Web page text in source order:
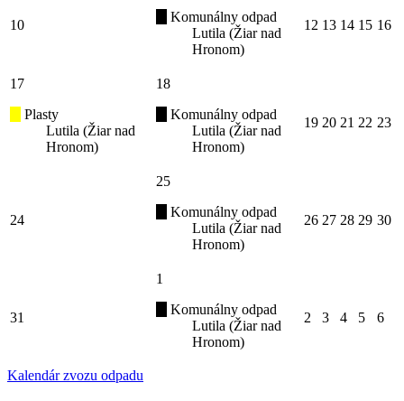
10
Komunálny odpad
Lutila (Žiar nad
Hronom)
12 13 14 15 16
17
Plasty
Lutila (Žiar nad
Hronom)
18
Komunálny odpad
Lutila (Žiar nad
Hronom)
19 20 21 22 23
24
25
Komunálny odpad
Lutila (Žiar nad
Hronom)
26 27 28 29 30
31
1
Komunálny odpad
Lutila (Žiar nad
Hronom)
2 3 4 5 6
Kalendár zvozu odpadu